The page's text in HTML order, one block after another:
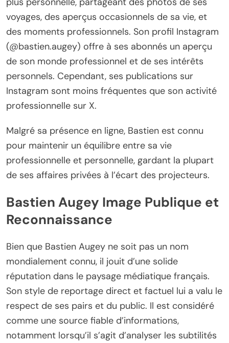
voyages, des aperçus occasionnels de sa vie, et
des moments professionnels. Son profil Instagram
(@bastien.augey) offre à ses abonnés un aperçu
de son monde professionnel et de ses intérêts
personnels. Cependant, ses publications sur
Instagram sont moins fréquentes que son activité
professionnelle sur X.
Malgré sa présence en ligne, Bastien est connu
pour maintenir un équilibre entre sa vie
professionnelle et personnelle, gardant la plupart
de ses affaires privées à l’écart des projecteurs.
Bastien Augey Image Publique et
Reconnaissance
Bien que Bastien Augey ne soit pas un nom
mondialement connu, il jouit d’une solide
réputation dans le paysage médiatique français.
Son style de reportage direct et factuel lui a valu le
respect de ses pairs et du public. Il est considéré
comme une source fiable d’informations,
notamment lorsqu’il s’agit d’analyser les subtilités